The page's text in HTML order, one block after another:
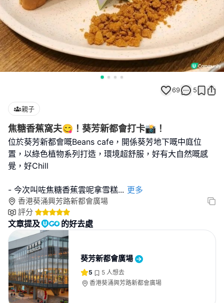
69 5
親子
焦糖香蕉窩夫😋！葵芳新都會打卡📸！
位於葵芳新都會嘅Beans cafe，開係葵芳地下嘅中庭位
置，以綠色植物系列打造，環境超舒服，好有大自然嘅感
覺，好Chill
- 今次叫咗焦糖香蕉雲呢拿雪糕... 更多
香港葵涌興芳路新都會廣場
評分
文章提及 的好去處
葵芳新都會廣場
5 5 人想去
香港葵涌興芳路新都會廣場